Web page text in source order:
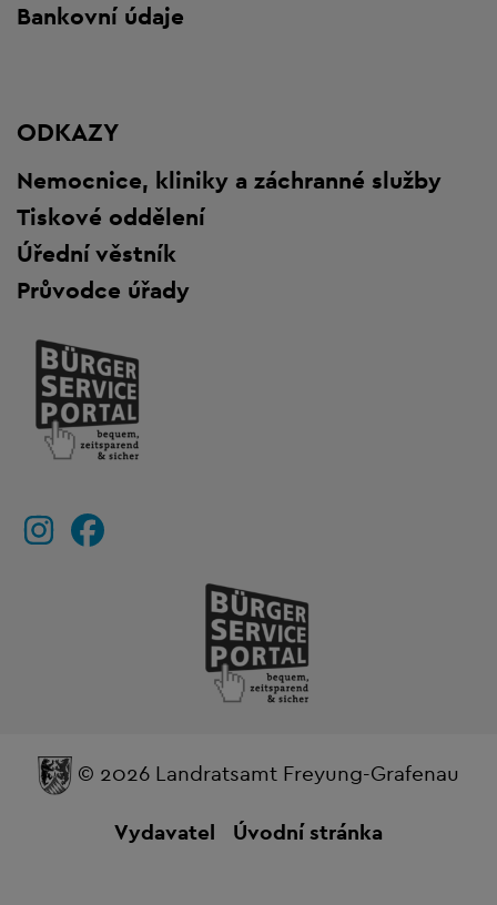
Bankovní údaje
ODKAZY
Nemocnice, kliniky a záchranné služby
Tiskové oddělení
Úřední věstník
Průvodce úřady
© 2026 Landratsamt Freyung-Grafenau
Vydavatel Úvodní stránka